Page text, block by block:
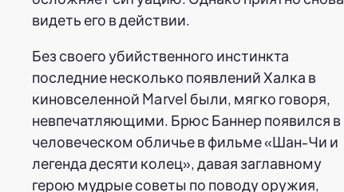
видеть его в действии.
Без своего убийственного инстинкта
последние несколько появлений Халка в
киновселенной Marvel были, мягко говоря,
невпечатляющими. Брюс Баннер появился в
человеческом обличье в фильме «Шан-Чи и
легенда десяти колец», давая заглавному
герою мудрые советы по поводу оружия,